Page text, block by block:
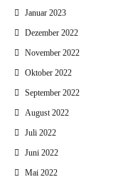
Januar 2023
Dezember 2022
November 2022
Oktober 2022
September 2022
August 2022
Juli 2022
Juni 2022
Mai 2022